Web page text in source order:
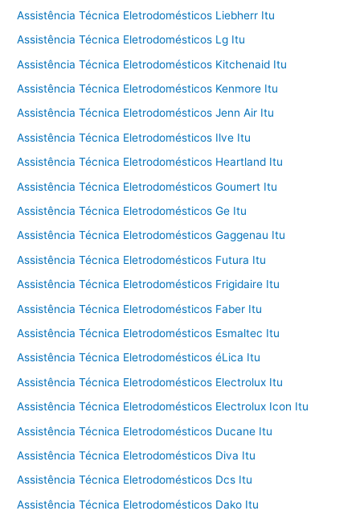
Assistência Técnica Eletrodomésticos Liebherr Itu
Assistência Técnica Eletrodomésticos Lg Itu
Assistência Técnica Eletrodomésticos Kitchenaid Itu
Assistência Técnica Eletrodomésticos Kenmore Itu
Assistência Técnica Eletrodomésticos Jenn Air Itu
Assistência Técnica Eletrodomésticos Ilve Itu
Assistência Técnica Eletrodomésticos Heartland Itu
Assistência Técnica Eletrodomésticos Goumert Itu
Assistência Técnica Eletrodomésticos Ge Itu
Assistência Técnica Eletrodomésticos Gaggenau Itu
Assistência Técnica Eletrodomésticos Futura Itu
Assistência Técnica Eletrodomésticos Frigidaire Itu
Assistência Técnica Eletrodomésticos Faber Itu
Assistência Técnica Eletrodomésticos Esmaltec Itu
Assistência Técnica Eletrodomésticos éLica Itu
Assistência Técnica Eletrodomésticos Electrolux Itu
Assistência Técnica Eletrodomésticos Electrolux Icon Itu
Assistência Técnica Eletrodomésticos Ducane Itu
Assistência Técnica Eletrodomésticos Diva Itu
Assistência Técnica Eletrodomésticos Dcs Itu
Assistência Técnica Eletrodomésticos Dako Itu